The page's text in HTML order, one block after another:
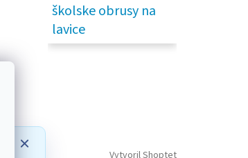
školske obrusy na
lavice